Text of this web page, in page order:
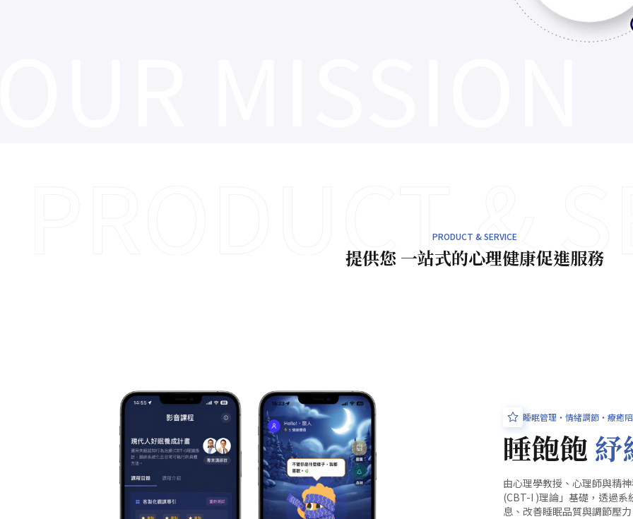
PRODUCT & SERVICE
提供您 一站式的心理健康促進服務
睡眠管理・情緒調節・療癒
睡飽飽 紓
由心理學教授、心理師與精
(CBT-I )理論」基礎，透過
息、改善睡眠品質與調節壓